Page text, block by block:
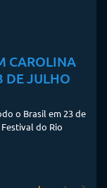
CAROLINA
DE JULHO
o Brasil em 23 de
do Rio